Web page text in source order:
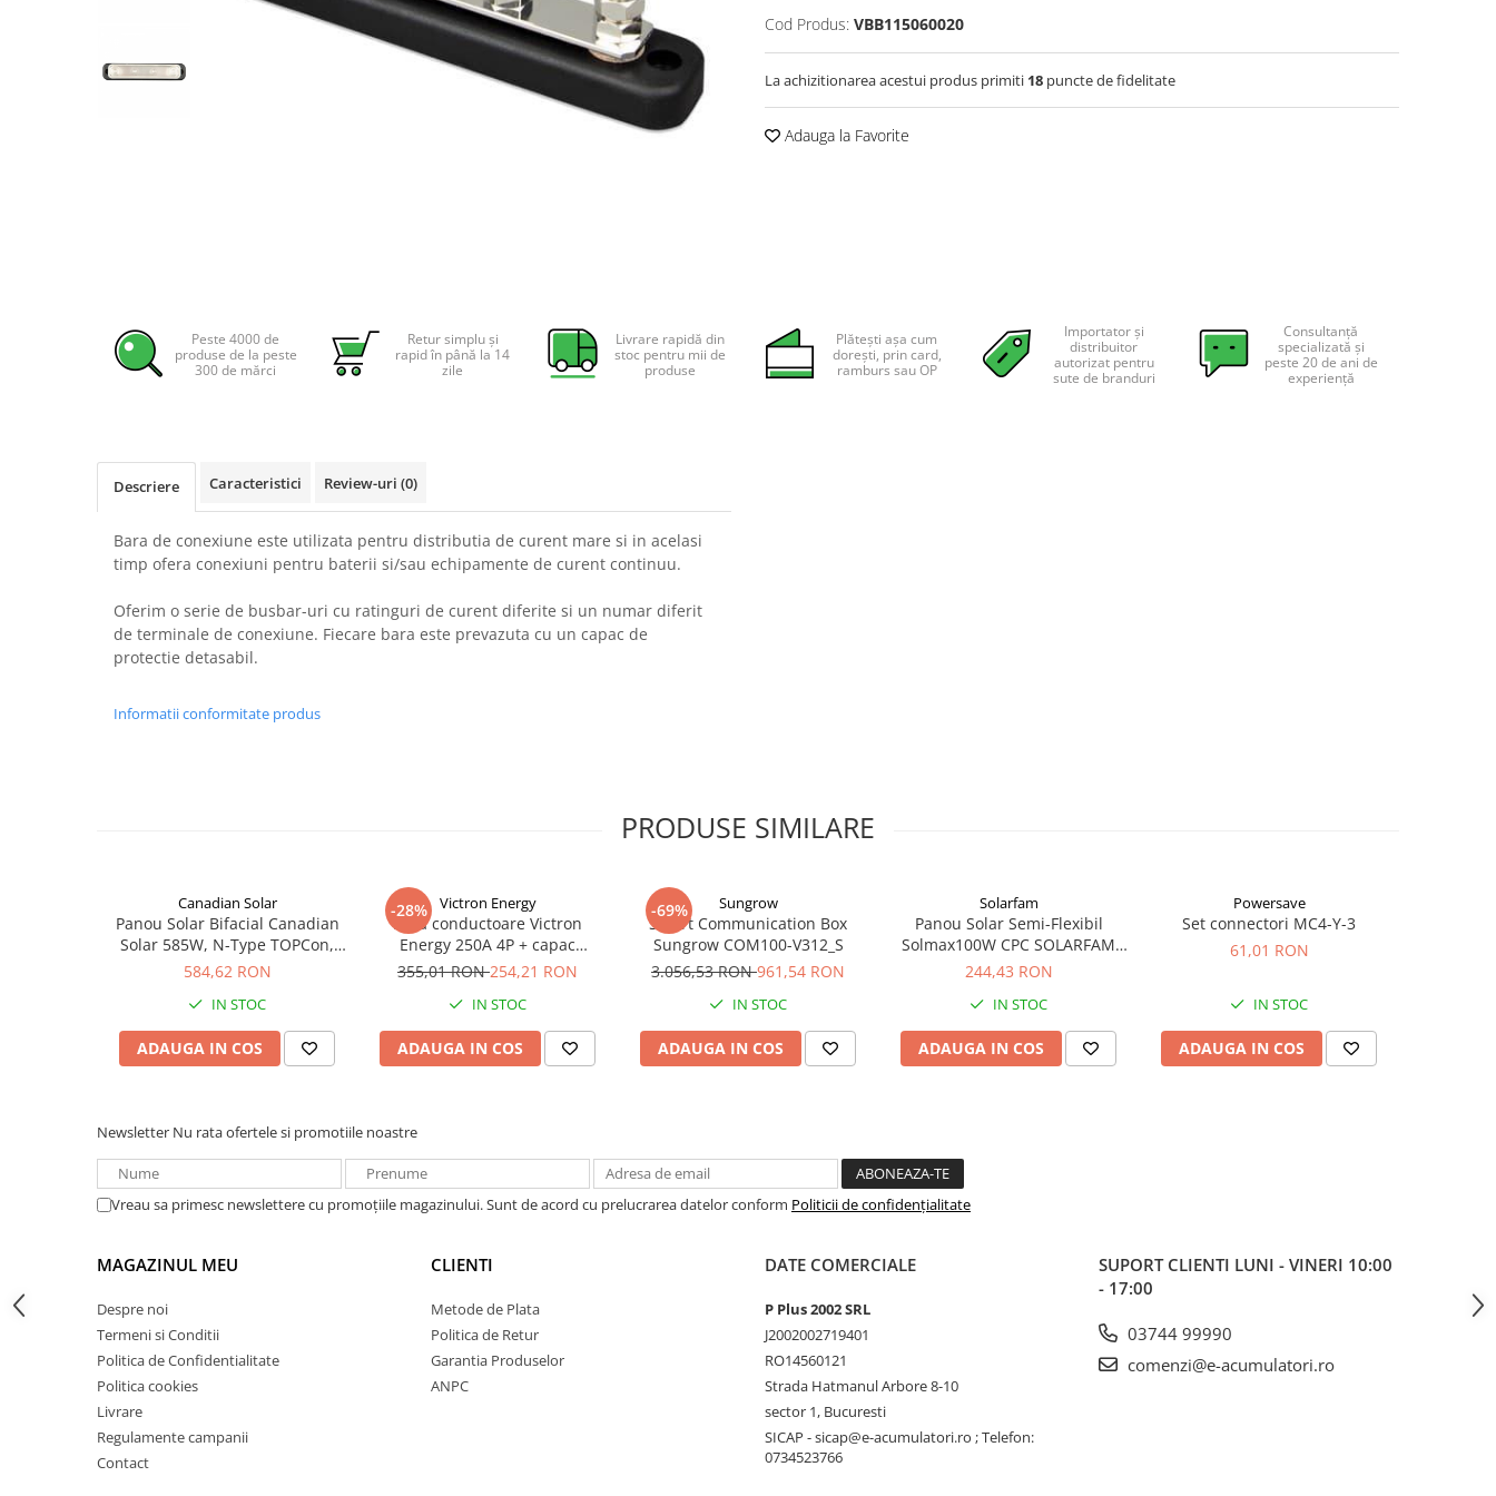
Panouri fotovoltaice
Controlere solare
Pachete complete stocare energie
Sisteme de Stocare Comerciale
Sisteme fotovoltaice de putere
mica (rulota/caravan/case de
Sisteme fotovoltaice profesionale
Pachete sisteme fotovoltaice
Turbine eoliene pentru casă
Acumulatori VRLA AGM/GEL /
Tractiune / LiFePo4
Baterii si acumulatori gel si VRLA
Acumulatori Moto, ATV
SLA AGM (Sealed Lead Acid)
Deep Cycle - Tractiune/Semi-
Marine & Caravan
Pachete acumulatori VRLA
Facebook
Cod Produs: VBB115060020
La achizitionarea acestui produs primiti 18 puncte de fidelitate
Adauga la Favorite
Peste 4000 de
produse de la peste
300 de mărci
Retur simplu și
rapid în până la 14
zile
Livrare rapidă din
stoc pentru mii de
produse
Plătești așa cum
dorești, prin card,
ramburs sau OP
Importator și
distribuitor
autorizat pentru
sute de branduri
Consultanță
specializată și
peste 20 de ani de
experiență
Descriere Caracteristici Review-uri (0)
Bara de conexiune este utilizata pentru distributia de curent mare si in acelasi
timp ofera conexiuni pentru baterii si/sau echipamente de curent continuu.
Oferim o serie de busbar-uri cu ratinguri de curent diferite si un numar diferit
de terminale de conexiune. Fiecare bara este prevazuta cu un capac de
protectie detasabil.
Informatii conformitate produs
PRODUSE SIMILARE
Canadian Solar
Panou Solar Bifacial Canadian
Solar 585W, N-Type TOPCon,
CS6W-TB-SF-BIF
584,62 RON
IN STOC
ADAUGA IN COS
-28% Victron Energy
Bara conductoare Victron
Energy 250A 4P + capac
BUSBAR VBB125040010
355,01 RON254,21 RON
IN STOC
ADAUGA IN COS
-69% Sungrow
Smart Communication Box
Sungrow COM100-V312_S
3.056,53 RON961,54 RON
IN STOC
ADAUGA IN COS
Solarfam
Panou Solar Semi-Flexibil
Solmax100W CPC SOLARFAM
Solarfam-Flex-100
244,43 RON
IN STOC
ADAUGA IN COS
Powersave
Set connectori MC4-Y-3
61,01 RON
IN STOC
ADAUGA IN COS
Newsletter Nu rata ofertele si promotiile noastre
Vreau sa primesc newslettere cu promoțiile magazinului. Sunt de acord cu prelucrarea datelor conform Politicii de confidențialitate
MAGAZINUL MEU
Despre noi
Termeni si Conditii
Politica de Confidentialitate
Politica cookies
Livrare
Regulamente campanii
Contact
CLIENTI
Metode de Plata
Politica de Retur
Garantia Produselor
ANPC
DATE COMERCIALE
P Plus 2002 SRL
J2002002719401
RO14560121
Strada Hatmanul Arbore 8-10
sector 1, Bucuresti
SICAP - sicap@e-acumulatori.ro ; Telefon:
0734523766
SUPORT CLIENTI LUNI - VINERI 10:00
- 17:00
03744 99990
comenzi@e-acumulatori.ro